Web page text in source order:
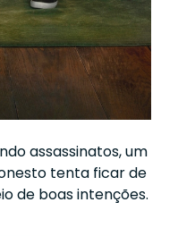
assassinatos, um
tenta ficar de
de boas intenções.